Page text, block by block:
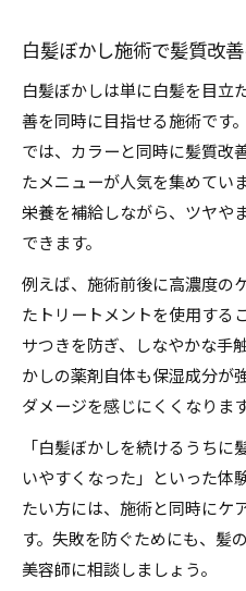
白髪ぼかし施術で髪質改
白髪ぼかしは単に白髪を目立
善を同時に目指せる施術です
では、カラーと同時に髪質改
たメニューが人気を集めてい
栄養を補給しながら、ツヤや
できます。
例えば、施術前後に高濃度の
たトリートメントを使用する
サつきを防ぎ、しなやかな手
かしの薬剤自体も保湿成分が
ダメージを感じにくくなります
「白髪ぼかしを続けるうち
いやすくなった」といった体
たい方には、施術と同時にケ
す。失敗を防ぐためにも、髪
美容師に相談しましょう。